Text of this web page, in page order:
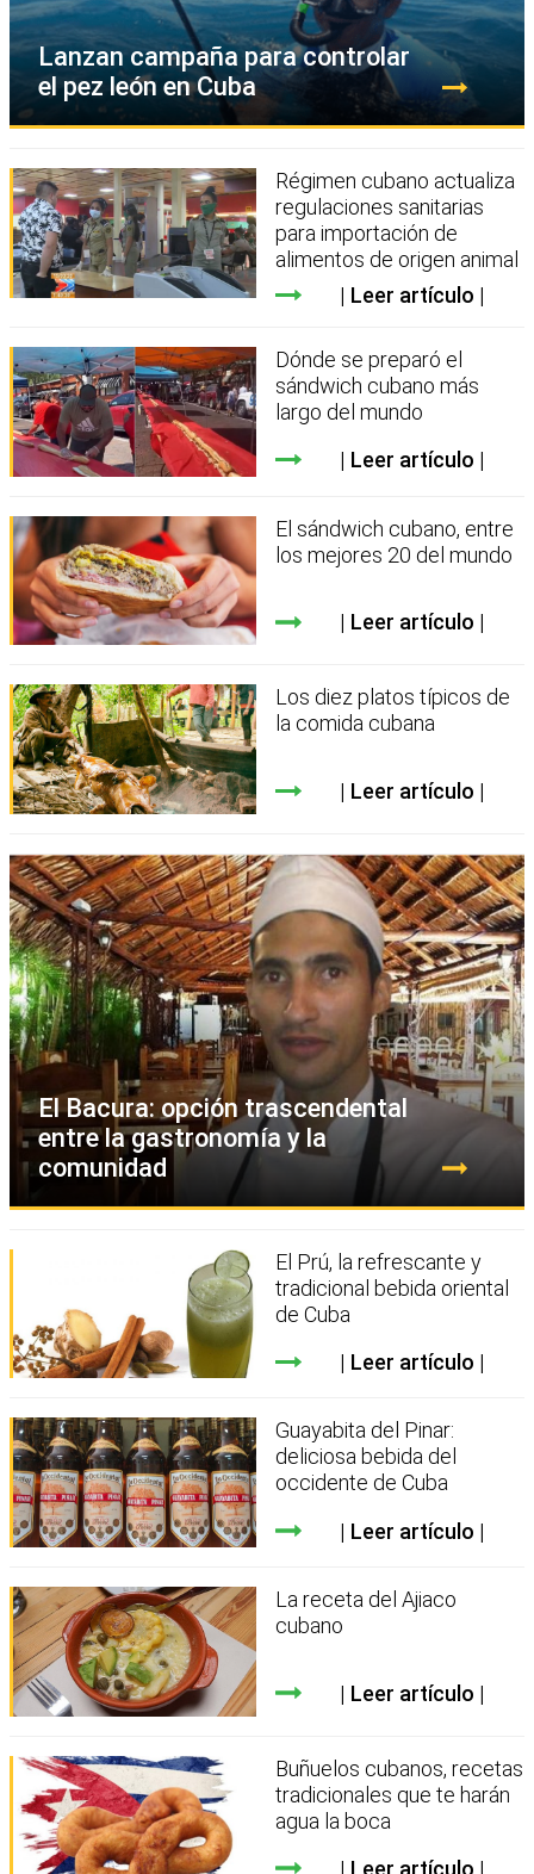
Lanzan campaña para controlar
el pez león en Cuba
Régimen cubano actualiza
regulaciones sanitarias
para importación de
alimentos de origen animal
Leer artículo
Dónde se preparó el
sándwich cubano más
largo del mundo
Leer artículo
El sándwich cubano, entre
los mejores 20 del mundo
Leer artículo
Los diez platos típicos de
la comida cubana
Leer artículo
El Bacura: opción trascendental
entre la gastronomía y la
comunidad
El Prú, la refrescante y
tradicional bebida oriental
de Cuba
Leer artículo
Guayabita del Pinar:
deliciosa bebida del
occidente de Cuba
Leer artículo
La receta del Ajiaco
cubano
Leer artículo
Buñuelos cubanos, recetas
tradicionales que te harán
agua la boca
Leer artículo